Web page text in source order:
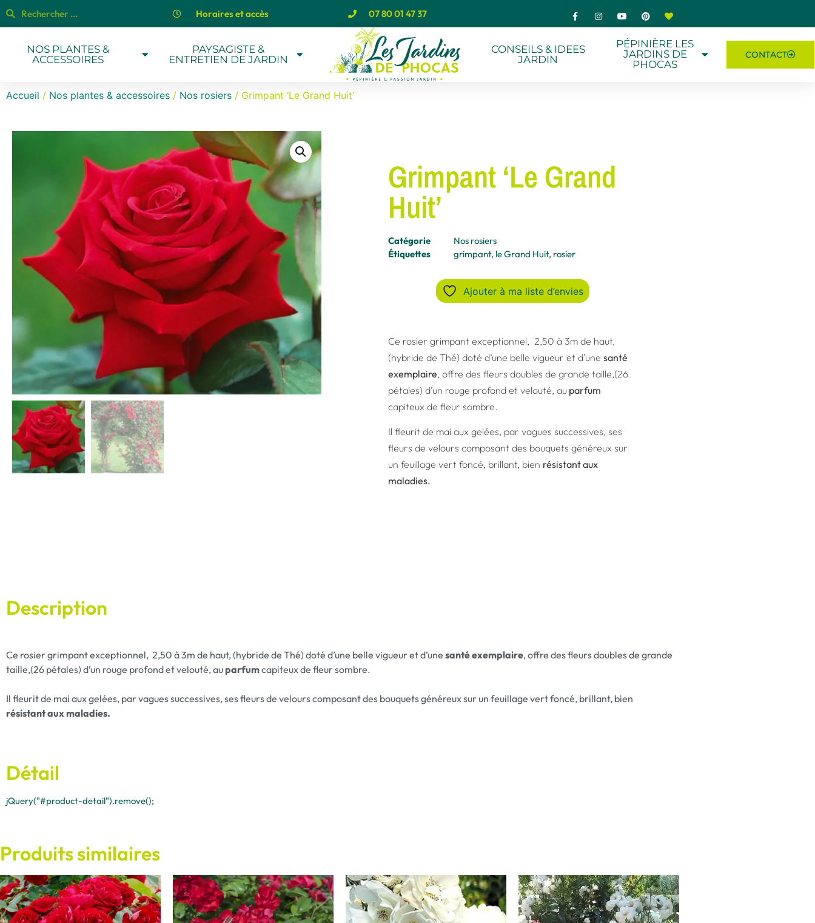
Horaires et accès 07 80 01 47 37
NOS PLANTES &
ACCESSOIRES
PAYSAGISTE &
ENTRETIEN DE JARDIN
CONSEILS & IDEES
JARDIN
PÉPINIÈRE LES
JARDINS DE
PHOCAS
CONTACT
Accueil / Nos plantes & accessoires / Nos rosiers / Grimpant ‘Le Grand Huit’
Grimpant ‘Le Grand
Huit’
Catégorie
Nos rosiers
Étiquettes
grimpant, le Grand Huit, rosier
Ajouter à ma liste d’envies
Ce rosier grimpant exceptionnel, 2,50 à 3m de haut,
(hybride de Thé) doté d’une belle vigueur et d’une santé
exemplaire, offre des fleurs doubles de grande taille,(26
pétales) d’un rouge profond et velouté, au parfum
capiteux de fleur sombre.
Il fleurit de mai aux gelées, par vagues successives, ses
fleurs de velours composant des bouquets généreux sur
un feuillage vert foncé, brillant, bien résistant aux
maladies.
Description
Ce rosier grimpant exceptionnel, 2,50 à 3m de haut, (hybride de Thé) doté d’une belle vigueur et d’une santé exemplaire, offre des fleurs doubles de grande
taille,(26 pétales) d’un rouge profond et velouté, auparfumcapiteux de fleur sombre.
Il fleurit de mai aux gelées, par vagues successives, ses fleurs de velours composant des bouquets généreux sur un feuillage vert foncé, brillant, bien
résistant aux maladies.
Détail
jQuery("#product-detail").remove();
Produits similaires